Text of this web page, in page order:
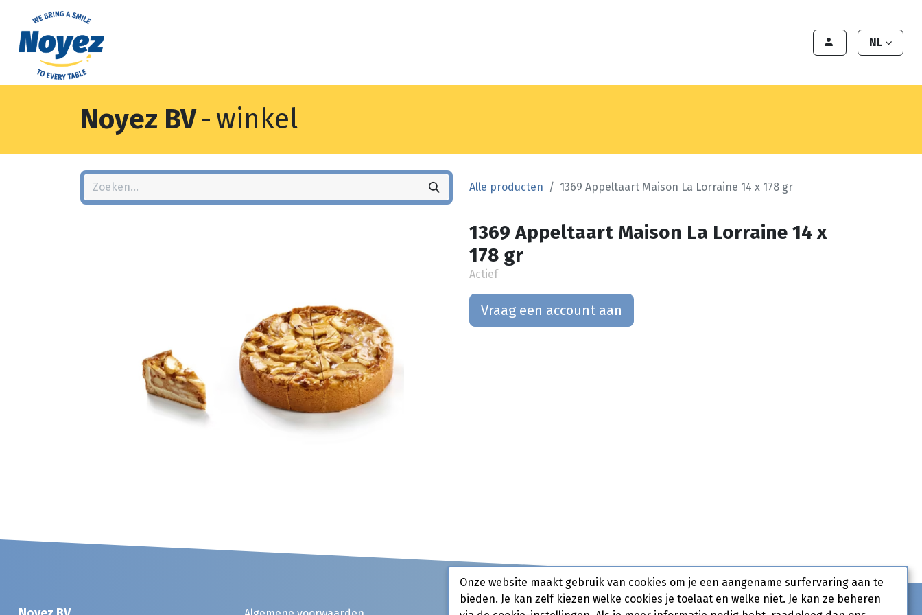
NL
Noyez BV- winkel
Alle producten 1369 Appeltaart Maison La Lorraine 14 x 178 gr
1369 Appeltaart Maison La Lorraine 14 x
178 gr
Actief
Vraag een account aan
Onze website maakt gebruik van cookies om je een aangename surfervaring aan te
bieden. Je kan zelf kiezen welke cookies je toelaat en welke niet. Je kan ze beheren